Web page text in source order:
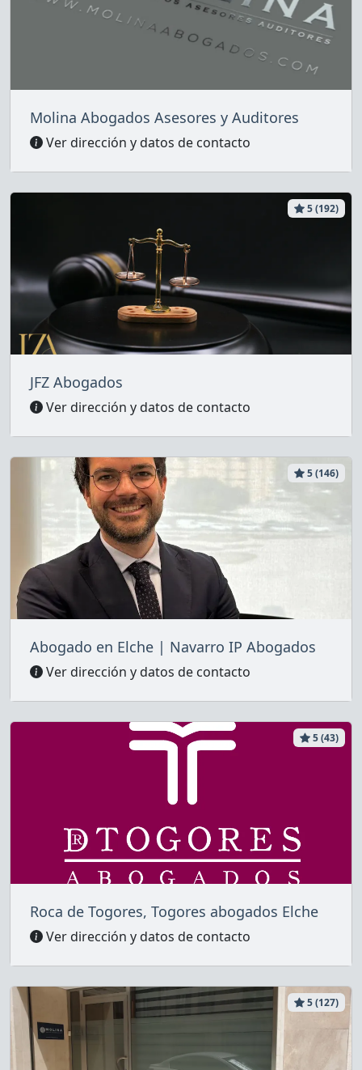
Molina Abogados Asesores y Auditores
Ver dirección y datos de contacto
5 (192)
JFZ Abogados
Ver dirección y datos de contacto
5 (146)
Abogado en Elche | Navarro IP Abogados
Ver dirección y datos de contacto
5 (43)
Roca de Togores, Togores abogados Elche
Ver dirección y datos de contacto
5 (127)